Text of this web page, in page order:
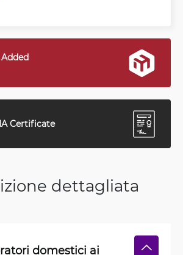
Certificate
dettagliata
domestici ai